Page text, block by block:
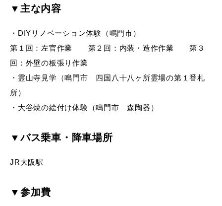
▼主な内容
・DIYリノベーション体験（鳴門市）
第１回：左官作業 第２回：内装・造作作業 第３
回：外壁の板張り作業
・霊山寺見学（鳴門市 四国八十八ヶ所霊場の第１番札
所）
・大谷焼の絵付け体験（鳴門市 森陶器）
▼バス乗車・降車場所
JR大阪駅
▼参加費